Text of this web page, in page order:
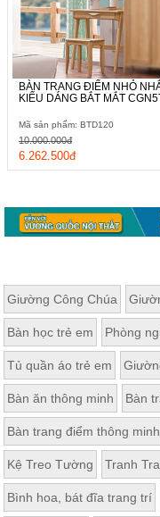
BÀN TRANG ĐIỂM NHỎ
KIỂU DÁNG BẮT MẮT
Mã sản phẩm: BTD120
6.262.500đ
10.000.000đ
Giường Công Chúa
Bàn học trẻ em Phòng
Tủ quần áo trẻ em
Bàn ăn thông minh Bàn
Bàn trang điểm thông minh
Kệ Treo Tường Tranh
Bình hoa, bát đĩa trang trí